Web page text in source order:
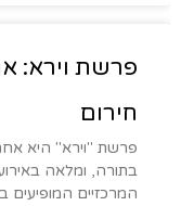
פרשת וירא:
חירום
פרשת "וירא" היא
בתורה, ומלאה
המרכזיים